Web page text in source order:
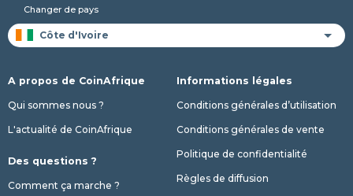
Changer de pays
A propos de CoinAfrique
Qui sommes nous ?
L'actualité de CoinAfrique
Des questions ?
Comment ça marche ?
Informations légales
Conditions générales d’utilisation
Conditions générales de vente
Politique de confidentialité
Règles de diffusion